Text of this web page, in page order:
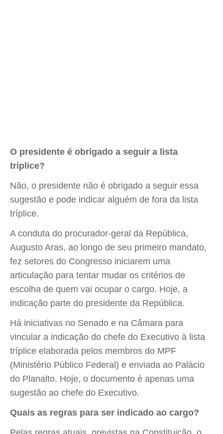
O presidente é obrigado a seguir a lista
tríplice?
Não, o presidente não é obrigado a seguir essa
sugestão e pode indicar alguém de fora da lista
tríplice.
A conduta do procurador-geral da República,
Augusto Aras, ao longo de seu primeiro mandato,
fez setores do Congresso iniciarem uma
articulação para tentar mudar os critérios de
escolha de quem vai ocupar o cargo. Hoje, a
indicação parte do presidente da República.
Há iniciativas no Senado e na Câmara para
vincular a indicação do chefe do Executivo à lista
tríplice elaborada pelos membros do MPF
(Ministério Público Federal) e enviada ao Palácio
do Planalto. Hoje, o documento é apenas uma
sugestão ao chefe do Executivo.
Quais as regras para ser indicado ao cargo?